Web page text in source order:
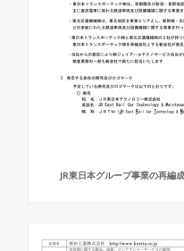
JR東日本グループ事業の再編